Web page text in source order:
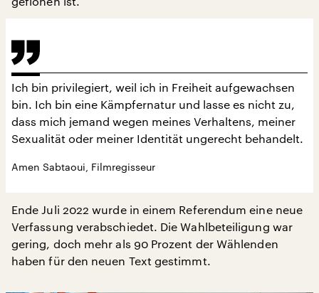
Ich bin privilegiert, weil ich in Freiheit aufgewachsen
bin. Ich bin eine Kämpfernatur und lasse es nicht zu,
dass mich jemand wegen meines Verhaltens, meiner
Sexualität oder meiner Identität ungerecht behandelt.
Amen Sabtaoui, Filmregisseur
Ende Juli 2022 wurde in einem Referendum eine neue
Verfassung verabschiedet. Die Wahlbeteiligung war
gering, doch mehr als 90 Prozent der Wählenden
haben für den neuen Text gestimmt.